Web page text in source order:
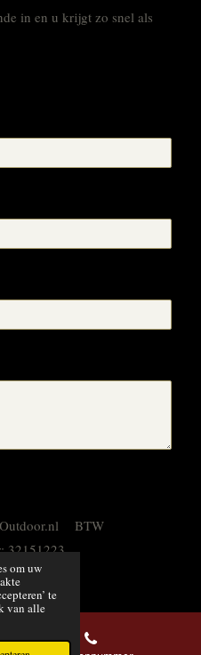
om uw
te
van alle
in en u krijgt zo snel als
BTW